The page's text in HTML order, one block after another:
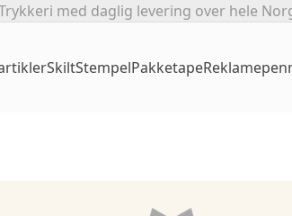
med daglig levering over hele
SkiltStempelPakketape